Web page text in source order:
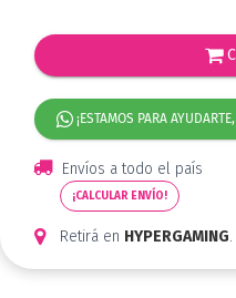
¡ESTAMOS PARA
Envíos a todo el país
¡CALCULAR ENVÍO!
Retirá en HYPERGAMING.